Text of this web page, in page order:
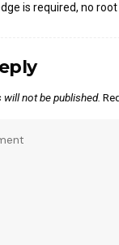
is required, no root
not be published.